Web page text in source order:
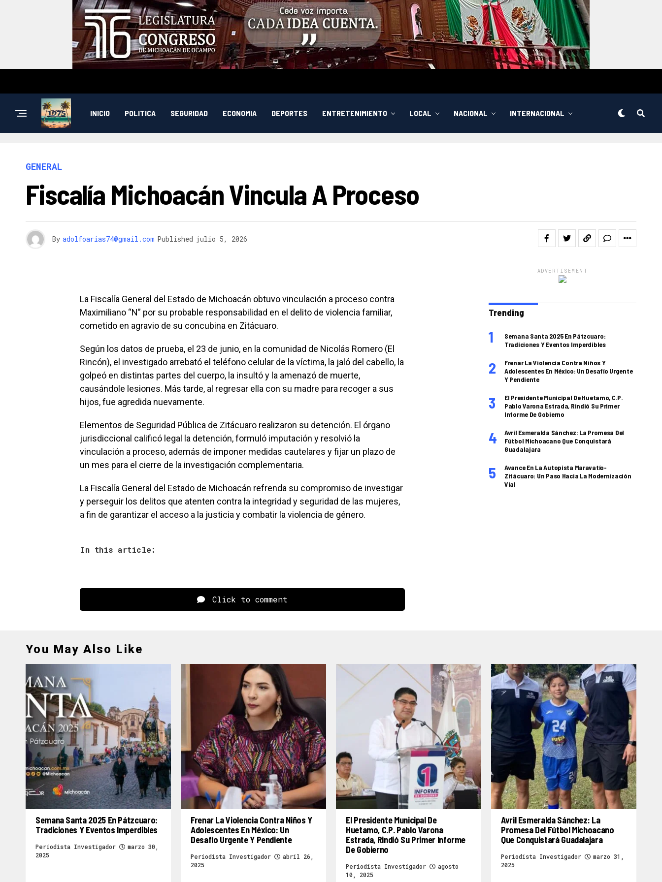
INICIO POLITICA SEGURIDAD ECONOMIA DEPORTES ENTRETENIMIENTO LOCAL NACIONAL INTERNACIONAL
GENERAL
Fiscalía Michoacán Vincula A Proceso
By adolfoarias74@gmail.com Published julio 5, 2026
La Fiscalía General del Estado de Michoacán obtuvo vinculación a proceso contra
Maximiliano “N” por su probable responsabilidad en el delito de violencia familiar,
cometido en agravio de su concubina en Zitácuaro.
Según los datos de prueba, el 23 de junio, en la comunidad de Nicolás Romero (El
Rincón), el investigado arrebató el teléfono celular de la víctima, la jaló del cabello, la
golpeó en distintas partes del cuerpo, la insultó y la amenazó de muerte,
causándole lesiones. Más tarde, al regresar ella con su madre para recoger a sus
hijos, fue agredida nuevamente.
Elementos de Seguridad Pública de Zitácuaro realizaron su detención. El órgano
jurisdiccional calificó legal la detención, formuló imputación y resolvió la
vinculación a proceso, además de imponer medidas cautelares y fijar un plazo de
un mes para el cierre de la investigación complementaria.
La Fiscalía General del Estado de Michoacán refrenda su compromiso de investigar
y perseguir los delitos que atenten contra la integridad y seguridad de las mujeres,
a fin de garantizar el acceso a la justicia y combatir la violencia de género.
In this article:
Click to comment
ADVERTISEMENT
Trending
Semana Santa 2025 En Pátzcuaro:
Tradiciones Y Eventos Imperdibles
Frenar La Violencia Contra Niños Y
Adolescentes En México: Un Desafío Urgente
Y Pendiente
El Presidente Municipal De Huetamo, C.P.
Pablo Varona Estrada, Rindió Su Primer
Informe De Gobierno
Avril Esmeralda Sánchez: La Promesa Del
Fútbol Michoacano Que Conquistará
Guadalajara
Avance En La Autopista Maravatío-
Zitácuaro: Un Paso Hacia La Modernización
Vial
You May Also Like
Semana Santa 2025 En Pátzcuaro:
Tradiciones Y Eventos Imperdibles
Periodista Investigador
marzo 30,
2025
Frenar La Violencia Contra Niños Y
Adolescentes En México: Un
Desafío Urgente Y Pendiente
Periodista Investigador
abril 26,
2025
El Presidente Municipal De
Huetamo, C.P. Pablo Varona
Estrada, Rindió Su Primer Informe
De Gobierno
Periodista Investigador
agosto
10, 2025
Avril Esmeralda Sánchez: La
Promesa Del Fútbol Michoacano
Que Conquistará Guadalajara
Periodista Investigador
marzo 31,
2025